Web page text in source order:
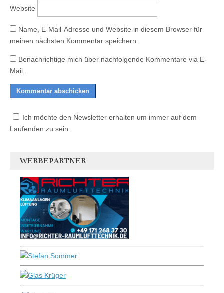
Website
Name, E-Mail-Adresse und Website in diesem Browser für
meinen nächsten Kommentar speichern.
Benachrichtige mich über nachfolgende Kommentare via E-
Mail.
Ich möchte den Newsletter erhalten um immer auf dem
Laufenden zu sein.
WERBEPARTNER